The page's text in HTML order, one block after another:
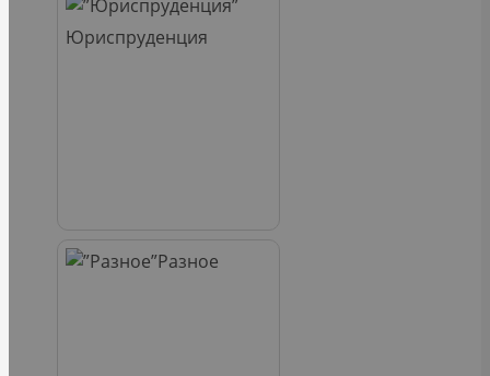
Юриспруденция
Разное